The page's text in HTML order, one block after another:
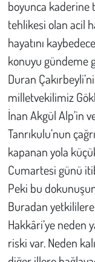
boyunca kaderine
tehlikesi olan acil
hayatını
konuyu gündeme
Duran
milletvekilimiz
İnan Akgül Alp’in
Tanrıkulu’nun
kapanan yola
Cumartesi günü
Peki bu
Buradan
Hakkâri’ye neden
riski var. Neden